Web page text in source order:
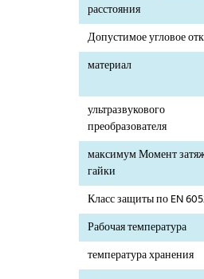
расстояния
Допустимое угловое
материал
ультразвукового
преобразователя
максимум Момент
гайки
Класс защиты по EN
Рабочая температура
температура хранения